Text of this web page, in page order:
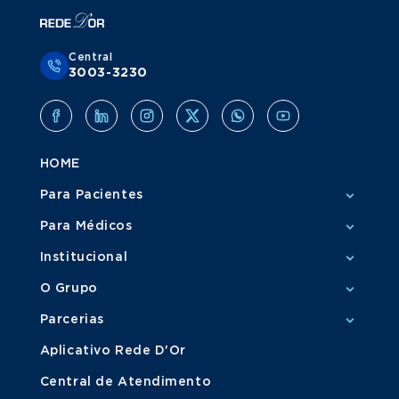
Central
3003-3230
HOME
Para Pacientes
Para Médicos
Institucional
O Grupo
Parcerias
Aplicativo Rede D'Or
Central de Atendimento